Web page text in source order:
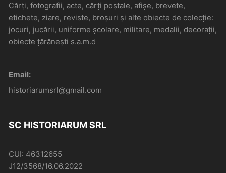
Cărți, fotografii, acte, cărți poștale, afișe, brevete,
etichete, ziare, reviste, broșuri și alte obiecte de colecție:
jocuri, jucării, uniforme școlare, militare, medalii, decorații,
obiecte țărănești s.a.m.d
Email:
historiarumsrl@gmail.com
SC HISTORIARUM SRL
CUI: 46312655
J12/3568/16.06.2022